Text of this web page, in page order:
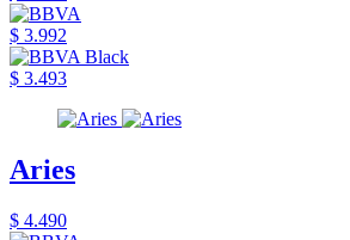
$ 3.992
$ 3.493
Aries
$ 4.490